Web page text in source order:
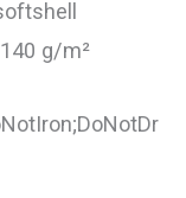
g/m²